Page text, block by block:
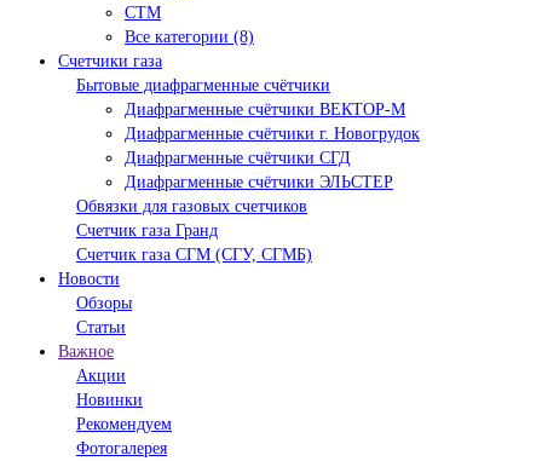
СТМ
Все категории (8)
Счетчики газа
Бытовые диафрагменные счётчики
Диафрагменные счётчики ВЕКТОР-М
Диафрагменные счётчики г. Новогрудок
Диафрагменные счётчики СГД
Диафрагменные счётчики ЭЛЬСТЕР
Обвязки для газовых счетчиков
Счетчик газа Гранд
Счетчик газа СГМ (СГУ, СГМБ)
Новости
Обзоры
Статьи
Важное
Акции
Новинки
Рекомендуем
Фотогалерея